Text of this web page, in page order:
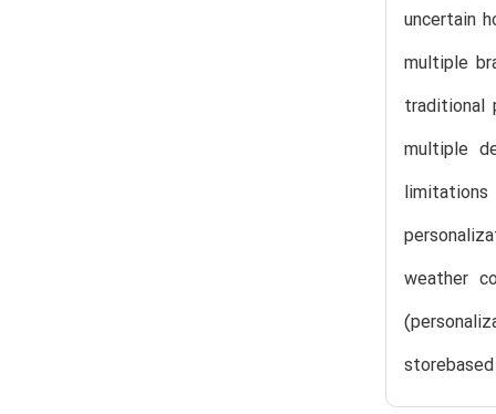
uncertain
multiple
traditional
multiple
weather